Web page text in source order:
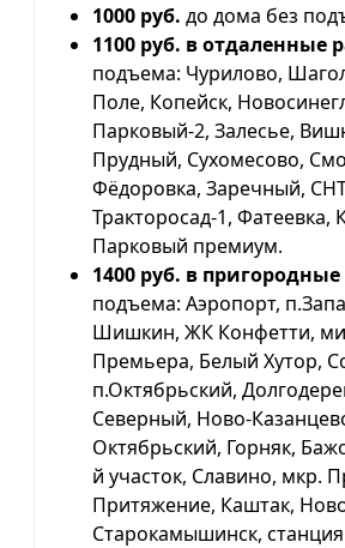
1000 руб. до дома без
1100 руб. в отдаленные
подъема: Чурилово,
Поле, Копейск,
Парковый-2, Залесье,
Прудный, Сухомесово,
Фёдоровка, Заречный,
Тракторосад-1, Фатеевка,
Парковый премиум.
1400 руб. в
подъема: Аэропорт,
Шишкин, ЖК Конфетти,
Премьера, Белый Хутор,
п.Октябрьский,
Северный, Ново-
Октябрьский, Горняк,
й участок, Славино, мкр.
Притяжение, Каштак,
Старокамышинск,